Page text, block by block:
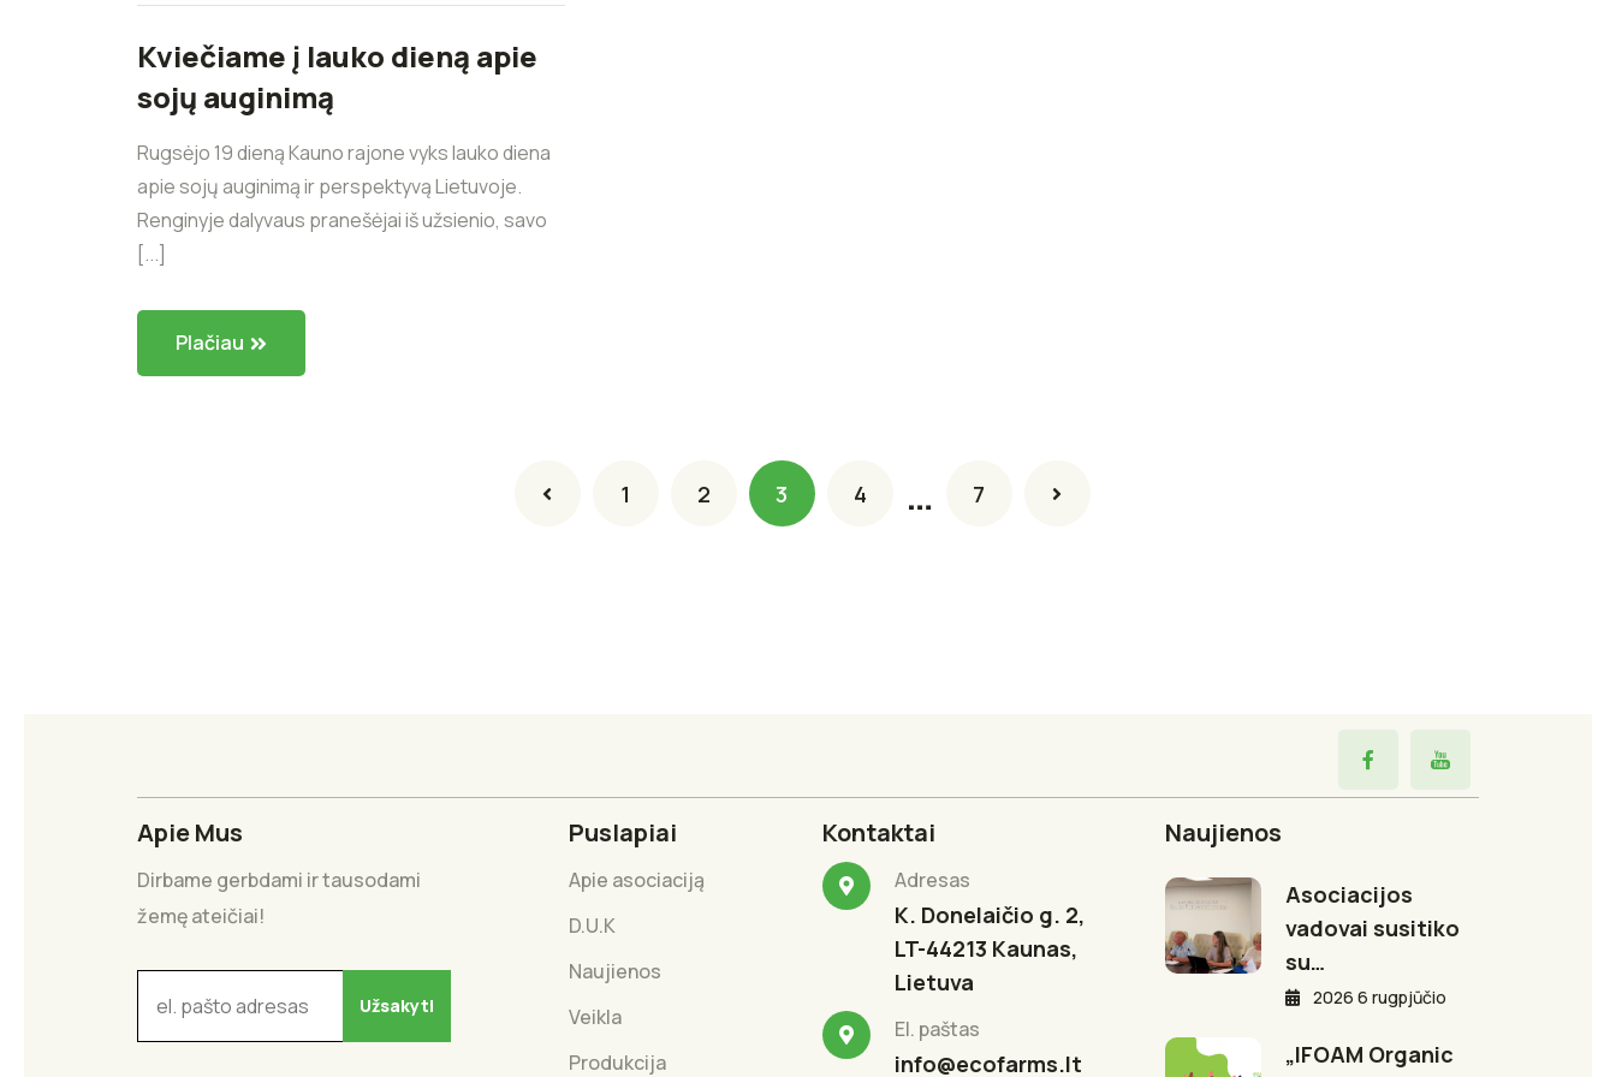
Kviečiame į lauko dieną apie
sojų auginimą
Rugsėjo 19 dieną Kauno rajone vyks lauko diena
apie sojų auginimą ir perspektyvą Lietuvoje.
Renginyje dalyvaus pranešėjai iš užsienio, savo
[...]
Plačiau
1 2 3 4 … 7
Apie Mus
Dirbame gerbdami ir tausodami
žemę ateičiai!
Puslapiai
Apie asociaciją
D.U.K
Naujienos
Veikla
Produkcija
Kontaktai
Adresas
K. Donelaičio g. 2,
LT-44213 Kaunas,
Lietuva
El. paštas
info@ecofarms.lt
Naujienos
Asociacijos
vadovai susitiko
su…
2026 6 rugpjūčio
„IFOAM Organic